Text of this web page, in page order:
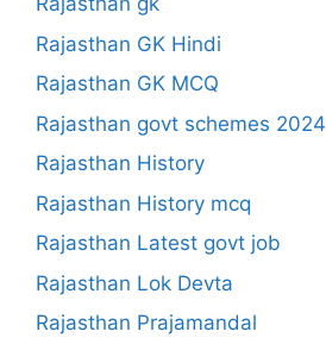
Rajasthan GK Hindi
Rajasthan GK MCQ
Rajasthan govt schemes 2024
Rajasthan History
Rajasthan History mcq
Rajasthan Latest govt job
Rajasthan Lok Devta
Rajasthan Prajamandal